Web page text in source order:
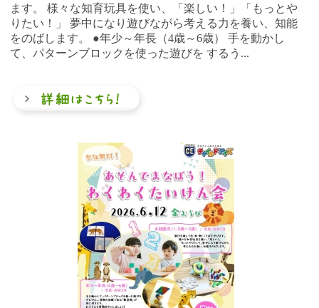
ます。 様々な知育玩具を使い、「楽しい！」「もっとや
りたい！」 夢中になり遊びながら考える力を養い、知能
をのばします。 ●年少～年長（4歳～6歳） 手を動かし
て、パターンブロックを使った遊びを するう...